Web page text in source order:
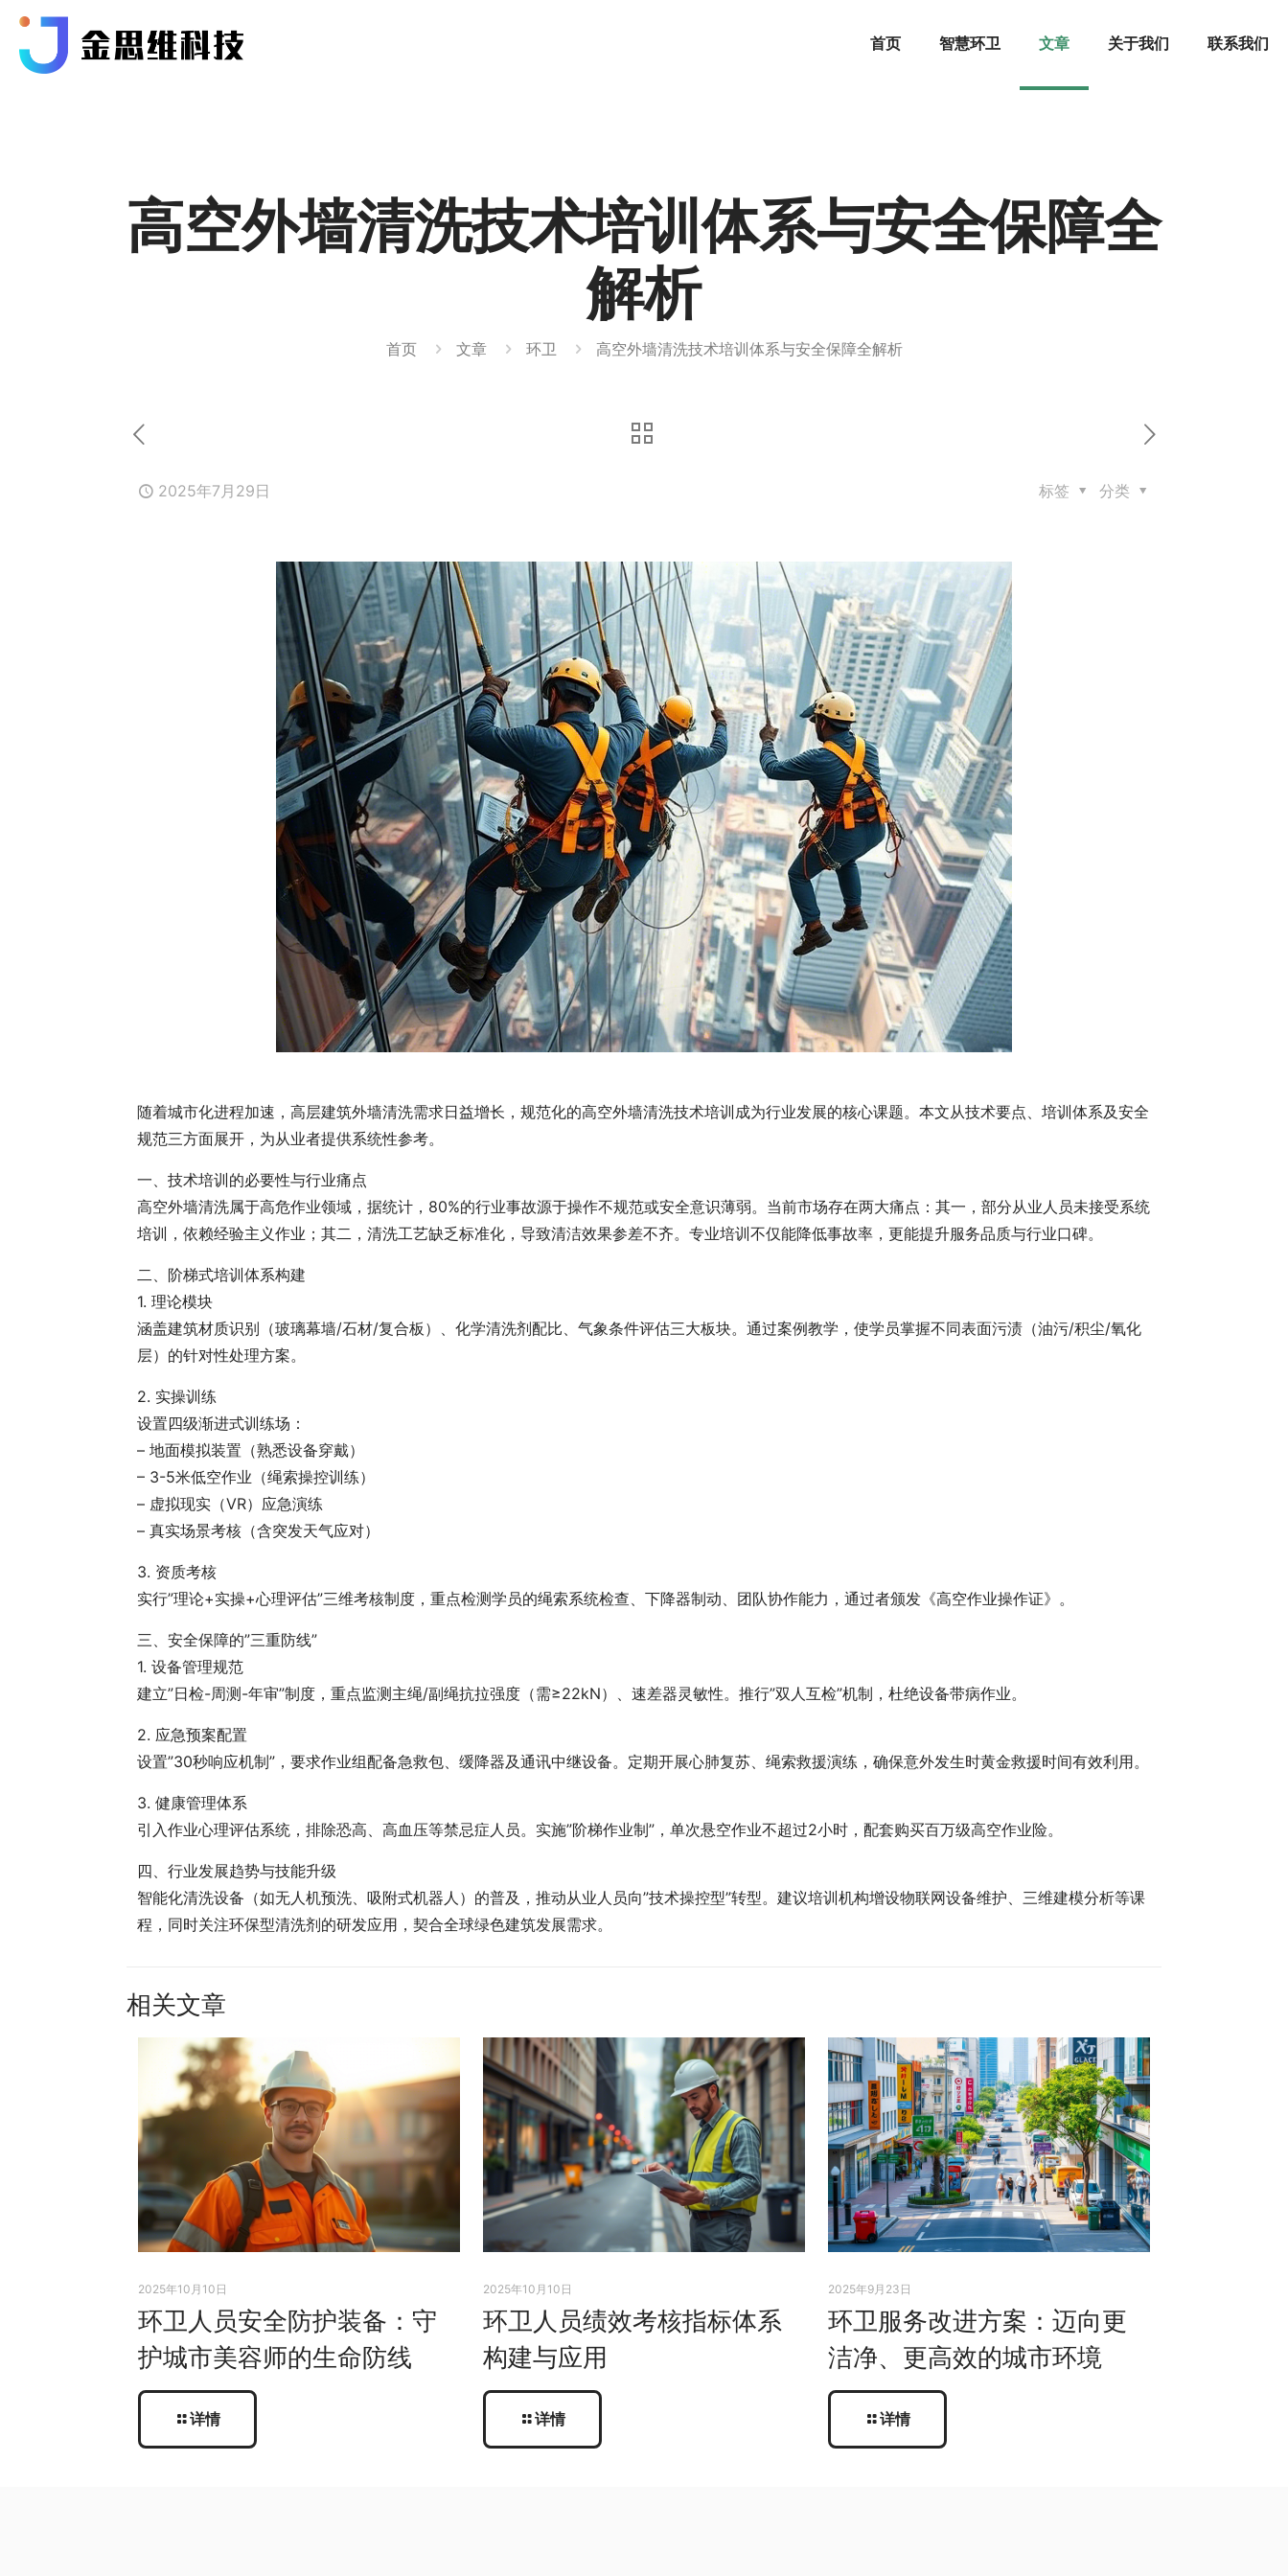
首页 智慧环卫 文章 关于我们 联系我们
高空外墙清洗技术培训体系与安全保障全
解析
首页 文章 环卫 高空外墙清洗技术培训体系与安全保障全解析
2025年7月29日 分类
标签
随着城市化进程加速，高层建筑外墙清洗需求日益增长，规范化的高空外墙清洗技术培训成为行业发展的核心课题。本文从技术要点、培训体系及安全
规范三方面展开，为从业者提供系统性参考。
一、技术培训的必要性与行业痛点
高空外墙清洗属于高危作业领域，据统计，80%的行业事故源于操作不规范或安全意识薄弱。当前市场存在两大痛点：其一，部分从业人员未接受系统
培训，依赖经验主义作业；其二，清洗工艺缺乏标准化，导致清洁效果参差不齐。专业培训不仅能降低事故率，更能提升服务品质与行业口碑。
二、阶梯式培训体系构建
1. 理论模块
涵盖建筑材质识别（玻璃幕墙/石材/复合板）、化学清洗剂配比、气象条件评估三大板块。通过案例教学，使学员掌握不同表面污渍（油污/积尘/氧化
层）的针对性处理方案。
2. 实操训练
设置四级渐进式训练场：
– 地面模拟装置（熟悉设备穿戴）
– 3-5米低空作业（绳索操控训练）
– 虚拟现实（VR）应急演练
– 真实场景考核（含突发天气应对）
3. 资质考核
实行”理论+实操+心理评估”三维考核制度，重点检测学员的绳索系统检查、下降器制动、团队协作能力，通过者颁发《高空作业操作证》。
三、安全保障的”三重防线”
1. 设备管理规范
建立”日检-周测-年审”制度，重点监测主绳/副绳抗拉强度（需≥22kN）、速差器灵敏性。推行”双人互检”机制，杜绝设备带病作业。
2. 应急预案配置
设置”30秒响应机制”，要求作业组配备急救包、缓降器及通讯中继设备。定期开展心肺复苏、绳索救援演练，确保意外发生时黄金救援时间有效利用。
3. 健康管理体系
引入作业心理评估系统，排除恐高、高血压等禁忌症人员。实施”阶梯作业制”，单次悬空作业不超过2小时，配套购买百万级高空作业险。
四、行业发展趋势与技能升级
智能化清洗设备（如无人机预洗、吸附式机器人）的普及，推动从业人员向”技术操控型”转型。建议培训机构增设物联网设备维护、三维建模分析等课
程，同时关注环保型清洗剂的研发应用，契合全球绿色建筑发展需求。
相关文章
2025年10月10日
环卫人员安全防护装备：守
护城市美容师的生命防线
详情
2025年10月10日
环卫人员绩效考核指标体系
构建与应用
详情
2025年9月23日
环卫服务改进方案：迈向更
洁净、更高效的城市环境
详情